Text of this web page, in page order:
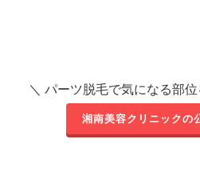
＼ パーツ脱毛で気になる部
湘南美容クリニックの